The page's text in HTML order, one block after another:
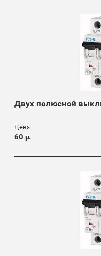
Двух полюсной
Цена
60 р.